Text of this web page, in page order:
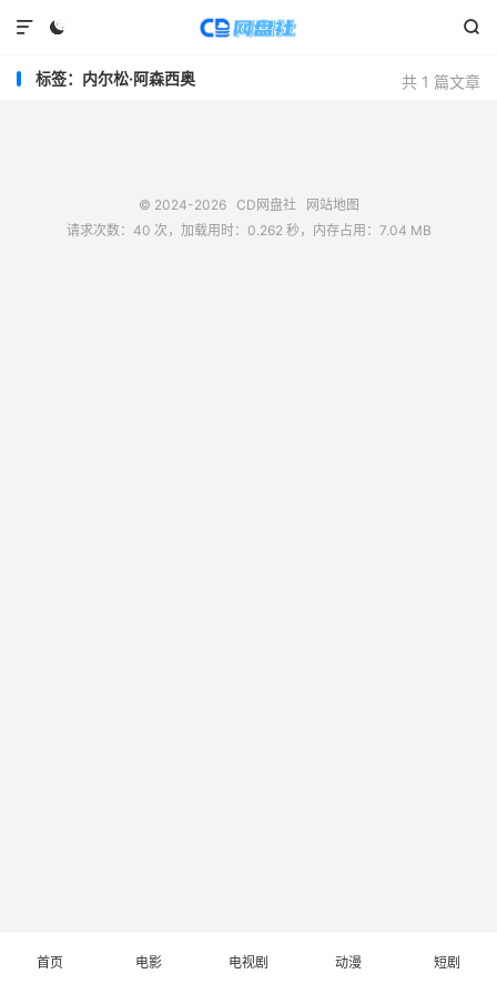
 

共 1 篇文章
标签：内尔松·阿森西奥
© 2024-2026 CD网盘社
网站地图
请求次数：40 次，加载用时：0.262 秒，内存占用：7.04 MB
首页 电影 电视剧 动漫 短剧